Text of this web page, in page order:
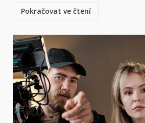
Pokračovat ve čtení